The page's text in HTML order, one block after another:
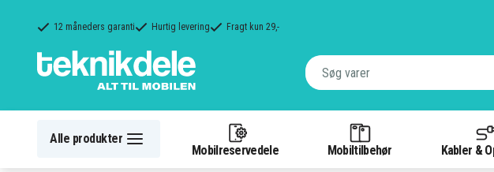
12 måneders garanti Hurtig levering Fragt kun 29,-
Alle produkter
Mobilreservedele Mobiltilbehør Kabler &